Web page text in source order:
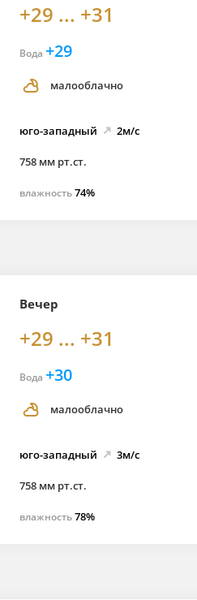
+29 ... +31
Вода +29
малооблачно
юго-западный 2м/с
758 мм рт.ст.
влажность74%
Вечер
+29 ... +31
Вода +30
малооблачно
юго-западный 3м/с
758 мм рт.ст.
влажность78%